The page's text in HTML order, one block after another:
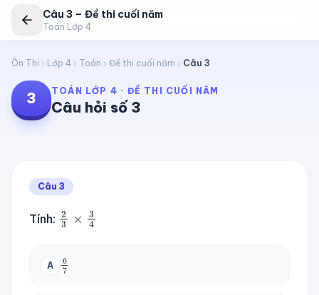
Câu 3 – Đề thi cuối năm
Toán Lớp 4
Ôn Thi Lớp 4 Toán Đề thi cuối năm Câu 3
3 TOÁN LỚP 4 · ĐỀ THI CUỐI NĂM
Câu hỏi số 3
Câu 3
Tính: 2 ×3
A
6